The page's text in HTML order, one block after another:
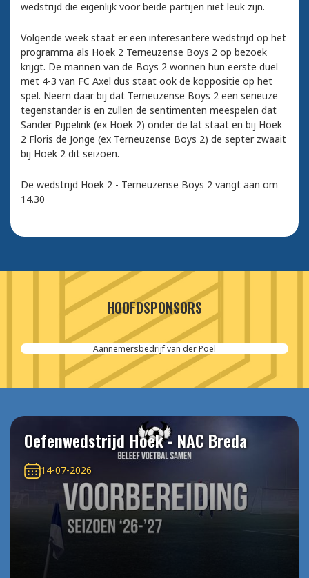
wedstrijd die eigenlijk voor beide partijen niet leuk zijn.
Volgende week staat er een interesantere wedstrijd op het
programma als Hoek 2 Terneuzense Boys 2 op bezoek
krijgt. De mannen van de Boys 2 wonnen hun eerste duel
met 4-3 van FC Axel dus staat ook de koppositie op het
spel. Neem daar bij dat Terneuzense Boys 2 een serieuze
tegenstander is en zullen de sentimenten meespelen dat
Sander Pijpelink (ex Hoek 2) onder de lat staat en bij Hoek
2 Floris de Jonge (ex Terneuzense Boys 2) de septer zwaait
bij Hoek 2 dit seizoen.
De wedstrijd Hoek 2 - Terneuzense Boys 2 vangt aan om
14.30
HOOFDSPONSORS
Aannemersbedrijf van der Poel
Oefenwedstrijd Hoek - NAC Breda
14-07-2026